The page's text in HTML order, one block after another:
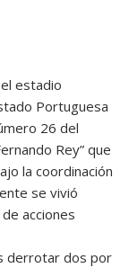
estadio
Portuguesa
26 del
Rey” que
la coordinación
se vivió
acciones
derrotar dos por